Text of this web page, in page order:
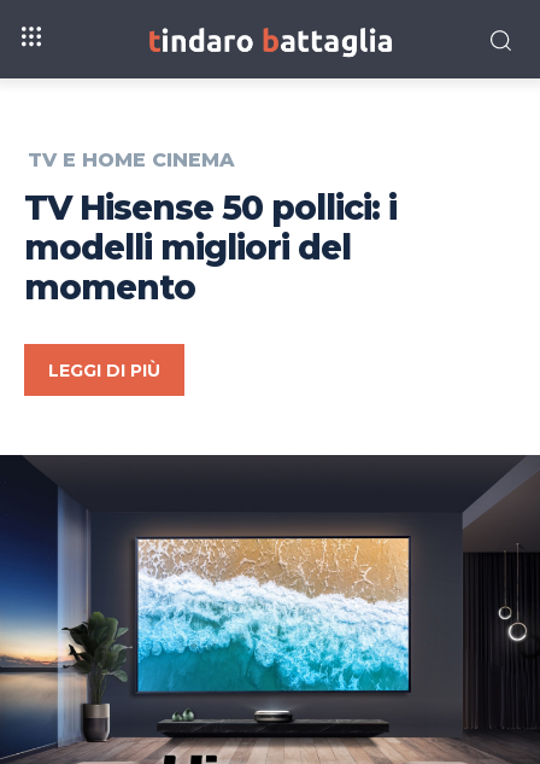
TV E HOME CINEMA
TV Hisense 50 pollici: i
modelli migliori del
momento
LEGGI DI PIÙ